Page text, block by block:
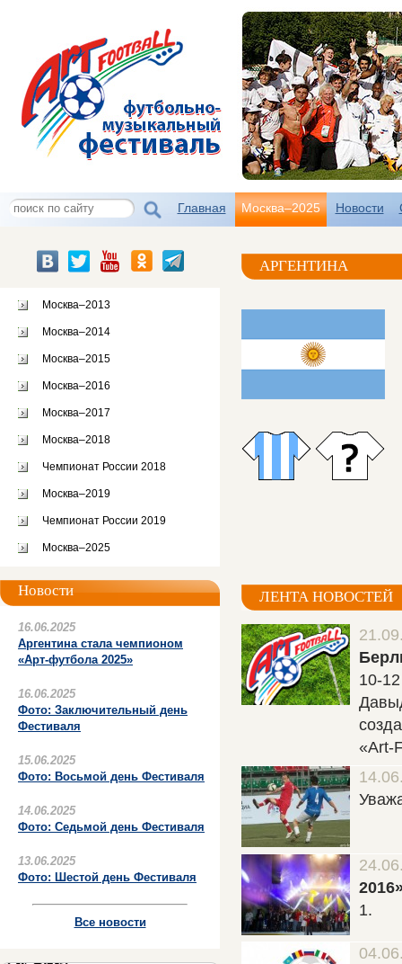
Главная Москва–2025 Новости
Москва–2013
Москва–2014
Москва–2015
Москва–2016
Москва–2017
Москва–2018
Чемпионат России 2018
Москва–2019
Чемпионат России 2019
Москва–2025
Новости
16.06.2025
Аргентина стала чемпионом
«Арт-футбола 2025»
16.06.2025
Фото: Заключительный день
Фестиваля
15.06.2025
Фото: Восьмой день Фестиваля
14.06.2025
Фото: Седьмой день Фестиваля
13.06.2025
Фото: Шестой день Фестиваля
Все новости
АРГЕНТИНА
ЛЕНТА НОВОСТЕЙ
10-
«Art-
1.